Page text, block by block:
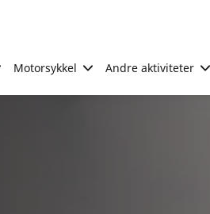
Motorsykkel Andre aktiviteter